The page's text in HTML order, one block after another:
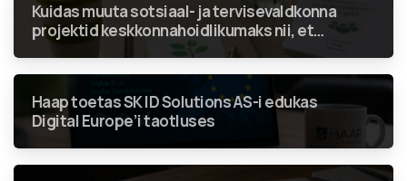
Kuidas muuta sotsiaal- ja tervisevaldkonna
projektid keskkonnahoidlikumaks nii, et
rohenõuded ei jääks vaid linnukeseks
Haap toetas SK ID Solutions AS-i edukas
Digital Europe’i taotluses